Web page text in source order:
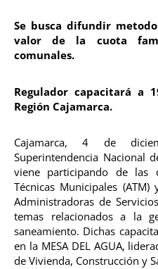
Se busca difundir
valor de la cuota
comunales.
Regulador capacitará a
Región Cajamarca.
Cajamarca, 4 de
Superintendencia Nacional
viene participando de las
Técnicas Municipales
Administradoras de
temas relacionados a la
saneamiento. Dichas
en la MESA DEL AGUA,
de Vivienda, Construcción y